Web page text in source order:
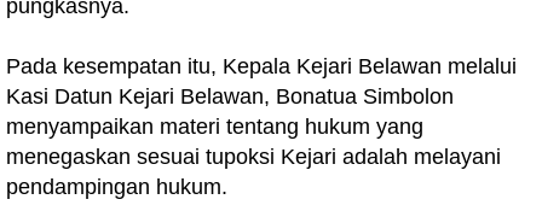
pungkasnya.
Pada kesempatan itu, Kepala Kejari Belawan melalui
Kasi Datun Kejari Belawan, Bonatua Simbolon
menyampaikan materi tentang hukum yang
menegaskan sesuai tupoksi Kejari adalah melayani
pendampingan hukum.